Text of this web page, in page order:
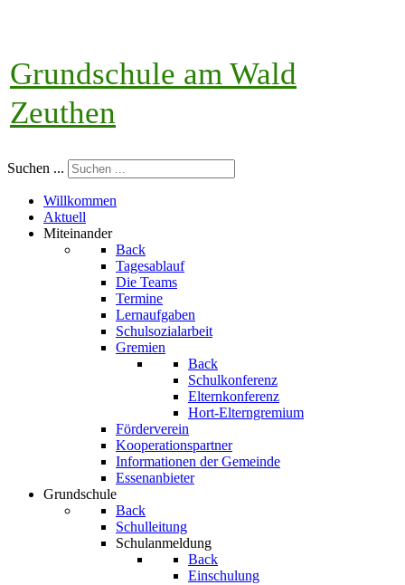
Grundschule am Wald
Zeuthen
Suchen ...
Willkommen
Aktuell
Miteinander
Back
Tagesablauf
Die Teams
Termine
Lernaufgaben
Schulsozialarbeit
Gremien
Back
Schulkonferenz
Elternkonferenz
Hort-Elterngremium
Förderverein
Kooperationspartner
Informationen der Gemeinde
Essenanbieter
Grundschule
Back
Schulleitung
Schulanmeldung
Back
Einschulung